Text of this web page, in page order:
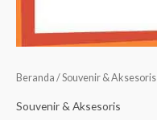
Beranda /Souvenir & Aksesoris
Souvenir & Aksesoris